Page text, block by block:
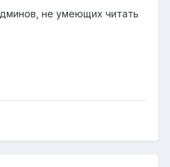
не умеющих читать